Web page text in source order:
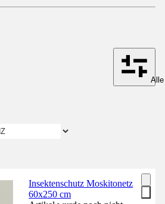
Insektenschutz Moskitonetz
60x250 cm